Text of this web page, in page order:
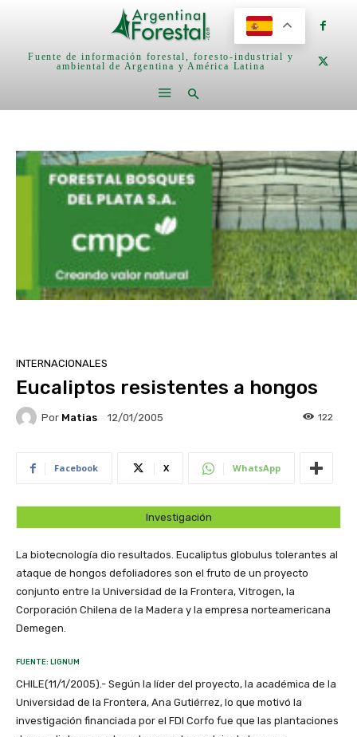
Fuente de información forestal, foresto-industrial y
ambiental de Argentina y América Latina
INTERNACIONALES
Eucaliptos resistentes a hongos
Por Matias 12/01/2005 122
Facebook X WhatsApp
Investigación
La biotecnología dio resultados. Eucaliptus globulus tolerantes al
ataque de hongos defoliadores son el fruto de un proyecto
conjunto entre la Universidad de la Frontera, Vitrogen, la
Corporación Chilena de la Madera y la empresa norteamericana
Demegen.
FUENTE: LIGNUM
CHILE(11/1/2005).- Según la líder del proyecto, la académica de la
Universidad de la Frontera, Ana Gutiérrez, lo que motivó la
investigación financiada por el FDI Corfo fue que las plantaciones